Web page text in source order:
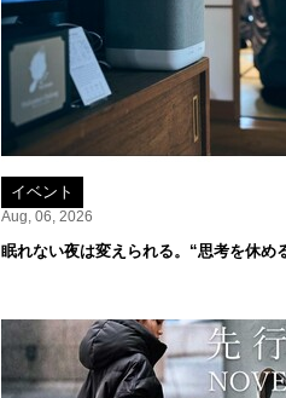
イベント
Aug, 06, 2026
眠れない夜は変えられる。“思考を休め